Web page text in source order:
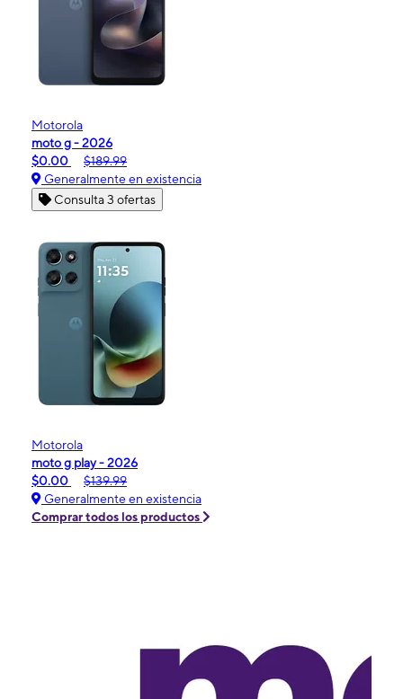
Motorola
moto g - 2026
$0.00
$189.99
Generalmente en existencia
Consulta 3 ofertas
Motorola
moto g play - 2026
$0.00
$139.99
Generalmente en existencia
Comprar todos los productos